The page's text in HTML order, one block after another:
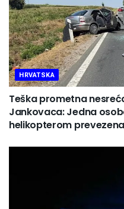
HRVATSKA
Teška prometna
Jankovaca: Jedna
helikopterom prevezena